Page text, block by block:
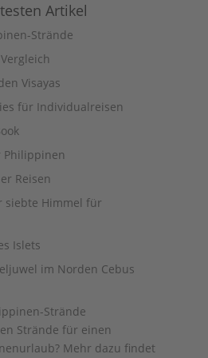
Artikel
Strände
Visayas
für Individualreisen
Philippinen
Reisen
siebte Himmel für
Islets
im Norden Cebus
Strände für einen
Mehr dazu findet